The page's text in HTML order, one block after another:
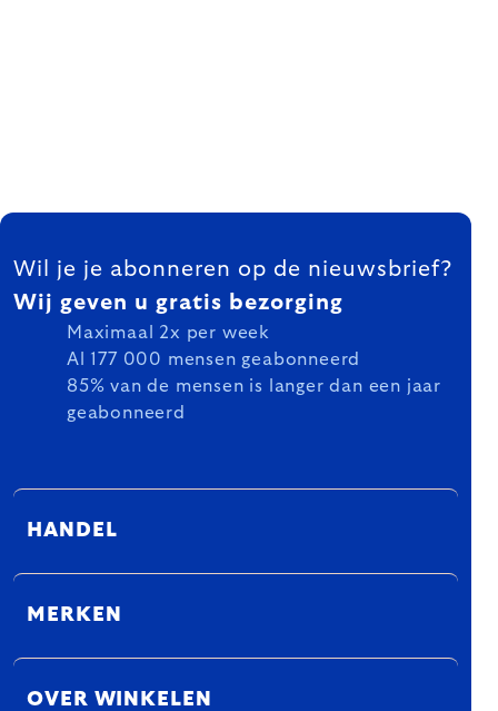
FOOTER
Wil je je abonneren op de nieuwsbrief?
Wij geven u gratis bezorging
Maximaal 2x per week
Al 177 000 mensen geabonneerd
85% van de mensen is langer dan een jaar
geabonneerd
HANDEL
MERKEN
OVER WINKELEN